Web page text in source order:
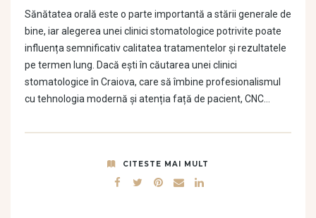
Sănătatea orală este o parte importantă a stării generale de
bine, iar alegerea unei clinici stomatologice potrivite poate
influența semnificativ calitatea tratamentelor și rezultatele
pe termen lung. Dacă ești în căutarea unei clinici
stomatologice în Craiova, care să îmbine profesionalismul
cu tehnologia modernă și atenția față de pacient, CNC…
CITESTE MAI MULT